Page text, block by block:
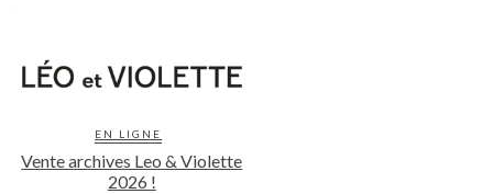
EN LIGNE
Vente archives Leo & Violette
2026 !